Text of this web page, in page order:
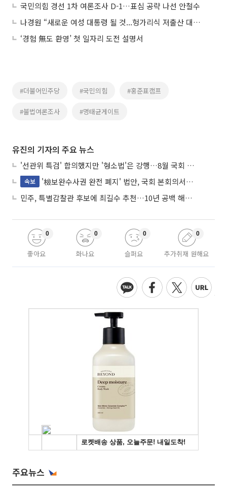
국민의힘 경선 1차 여론조사 D-1…표심 공략 나선 안철수
나경원 “새로운 여성 대통령 될 것...헝가리식 저출산 대책 실행”
‘경험 無도 환영’ 첫 일자리 도전 설명서
#더불어민주당 #국민의힘 #홍준표캠프
#불법여론조사 #명태균게이트
유진의 기자의 주요 뉴스
'선관위 특검' 합의했지만 '형소법'은 강행…8월 국회 '입법 2차전' 예고
속보
'檢보완수사권 완전 폐지' 법안, 국회 본회의서 민주당 주도 통과
민주, 특별감찰관 후보에 최길수 추천…10년 공백 해소 속도
좋아요
0
화나요
0
슬퍼요
0
추가취재 원해요
0
주요뉴스